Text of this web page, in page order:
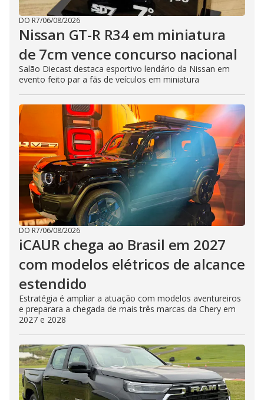
DO R7/06/08/2026
Nissan GT-R R34 em miniatura
de 7cm vence concurso nacional
Salão Diecast destaca esportivo lendário da Nissan em
evento feito par a fãs de veículos em miniatura
DO R7/06/08/2026
iCAUR chega ao Brasil em 2027
com modelos elétricos de alcance
estendido
Estratégia é ampliar a atuação com modelos aventureiros
e preparara a chegada de mais três marcas da Chery em
2027 e 2028